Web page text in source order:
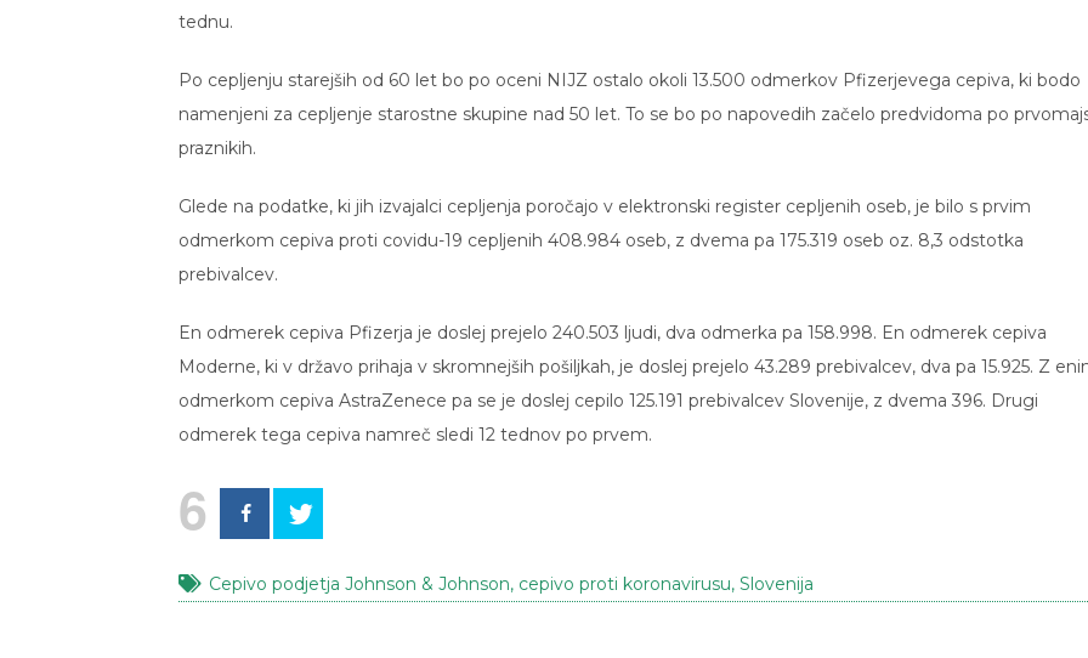
tednu.
Po cepljenju starejših od 60 let bo po oceni NIJZ ostalo okoli 13.500 odmerkov Pfizerjevega cepiva, ki bodo
namenjeni za cepljenje starostne skupine nad 50 let. To se bo po napovedih začelo predvidoma po
praznikih.
Glede na podatke, ki jih izvajalci cepljenja poročajo v elektronski register cepljenih oseb, je bilo s prvim
odmerkom cepiva proti covidu-19 cepljenih 408.984 oseb, z dvema pa 175.319 oseb oz. 8,3 odstotka
prebivalcev.
En odmerek cepiva Pfizerja je doslej prejelo 240.503 ljudi, dva odmerka pa 158.998. En odmerek cepiva
Moderne, ki v državo prihaja v skromnejših pošiljkah, je doslej prejelo 43.289 prebivalcev, dva pa 15.925. Z
odmerkom cepiva AstraZenece pa se je doslej cepilo 125.191 prebivalcev Slovenije, z dvema 396. Drugi
odmerek tega cepiva namreč sledi 12 tednov po prvem.
6
Cepivo podjetja Johnson & Johnson, cepivo proti koronavirusu, Slovenija